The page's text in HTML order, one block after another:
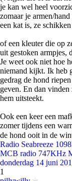
je kan wel heel
zomaar je armen/
een kat is, ze
of een kleuter die op
uit gestoken
Je weet ook niet hoe
niemand kijkt. Ik heb
gedrag de hond
geven. En dan vinden
hem uitsteekt.
Ook een keer een
zomer tijdens een
de hond ooit in de
Radio Seabreeze
MCB radio 747KHz
donderdag 14 juni
1